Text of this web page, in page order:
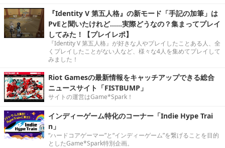
『Identity V 第五人格』の新モード「手記の加筆」は
PvEと聞いたけれど……実際どうなの？集まってプレイ
してみた！【プレイレポ】
『Identity V 第五人格』が好きな人やプレイしたことある人、全
くプレイしたことがない人など、様々な4人を集めてプレイして
みました！
Riot Gamesの最新情報をキャッチアップできる総合
ニュースサイト「FISTBUMP」
サイトの運営はGame*Spark！
インディーゲーム特化のコーナー「Indie Hype Trai
n」
“ハードコアゲーマー”と“インディーゲーム”を繋げることを目的
としたGame*Spark特別企画。